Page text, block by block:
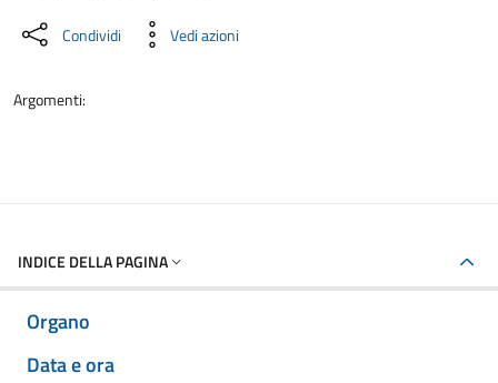
Condividi Vedi azioni
Argomenti:
INDICE DELLA PAGINA
Organo
Data e ora